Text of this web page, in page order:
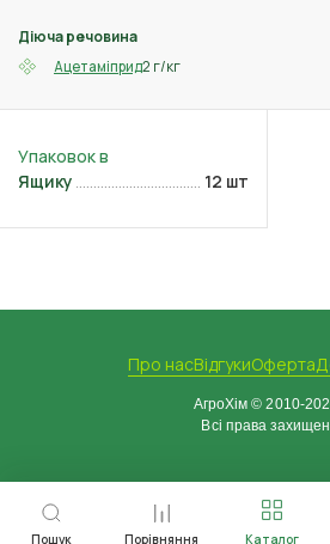
Пошук Порівняння Каталог
Діюча речовина
Ацетаміприд2 г/кг
Ящику 12 шт
Про насВідгукиОферта
АгроХім © 2010-
Всі права